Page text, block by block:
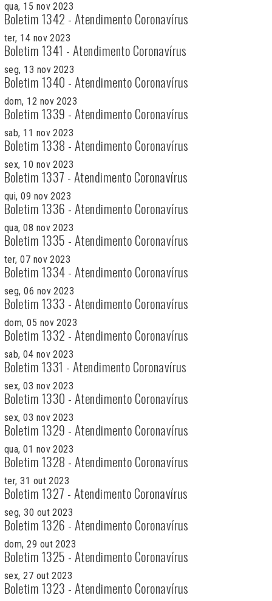
qua, 15 nov 2023
Boletim 1342 - Atendimento Coronavírus
ter, 14 nov 2023
Boletim 1341 - Atendimento Coronavírus
seg, 13 nov 2023
Boletim 1340 - Atendimento Coronavírus
dom, 12 nov 2023
Boletim 1339 - Atendimento Coronavírus
sab, 11 nov 2023
Boletim 1338 - Atendimento Coronavírus
sex, 10 nov 2023
Boletim 1337 - Atendimento Coronavírus
qui, 09 nov 2023
Boletim 1336 - Atendimento Coronavírus
qua, 08 nov 2023
Boletim 1335 - Atendimento Coronavírus
ter, 07 nov 2023
Boletim 1334 - Atendimento Coronavírus
seg, 06 nov 2023
Boletim 1333 - Atendimento Coronavírus
dom, 05 nov 2023
Boletim 1332 - Atendimento Coronavírus
sab, 04 nov 2023
Boletim 1331 - Atendimento Coronavírus
sex, 03 nov 2023
Boletim 1330 - Atendimento Coronavírus
sex, 03 nov 2023
Boletim 1329 - Atendimento Coronavírus
qua, 01 nov 2023
Boletim 1328 - Atendimento Coronavírus
ter, 31 out 2023
Boletim 1327 - Atendimento Coronavírus
seg, 30 out 2023
Boletim 1326 - Atendimento Coronavírus
dom, 29 out 2023
Boletim 1325 - Atendimento Coronavírus
sex, 27 out 2023
Boletim 1323 - Atendimento Coronavírus